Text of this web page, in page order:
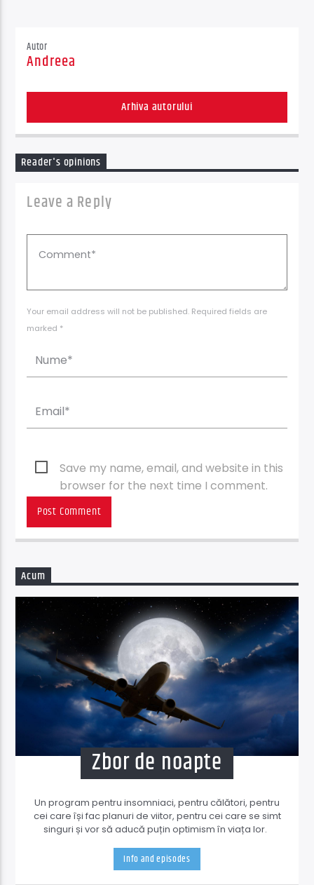
Autor
Andreea
Arhiva autorului
Reader's opinions
Leave a Reply
Your email address will not be published. Required fields are
marked *
Save my name, email, and website in this
browser for the next time I comment.
Acum
Zbor de noapte
Un program pentru insomniaci, pentru călători, pentru
cei care își fac planuri de viitor, pentru cei care se simt
Info and episodes